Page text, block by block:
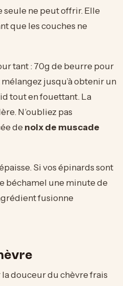
ne peut offrir. Elle
que les couches ne
tant : 70g de beurre pour
jusqu’à obtenir un
tout en fouettant. La
N’oubliez pas
de noix de muscade
Si vos épinards sont
béchamel une minute de
fusionne
douceur du chèvre frais